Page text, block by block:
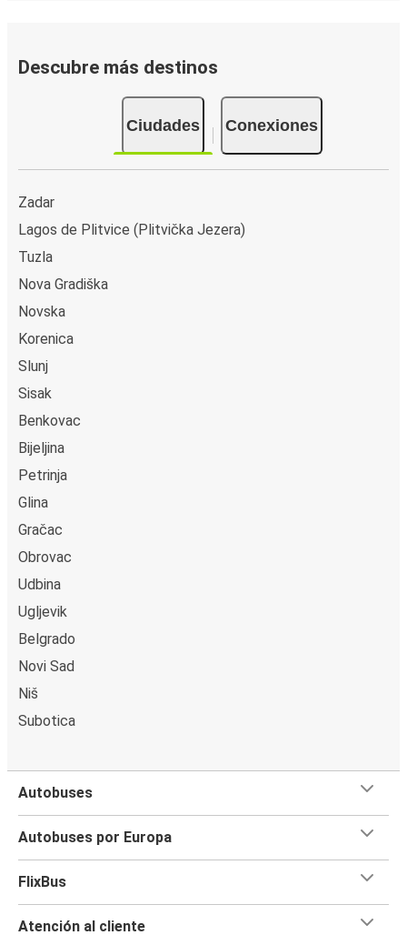
Descubre más destinos
Ciudades Conexiones
Zadar
Lagos de Plitvice (Plitvička Jezera)
Tuzla
Nova Gradiška
Novska
Korenica
Slunj
Sisak
Benkovac
Bijeljina
Petrinja
Glina
Gračac
Obrovac
Udbina
Ugljevik
Belgrado
Novi Sad
Niš
Subotica
Autobuses
Autobuses por Europa
FlixBus
Atención al cliente